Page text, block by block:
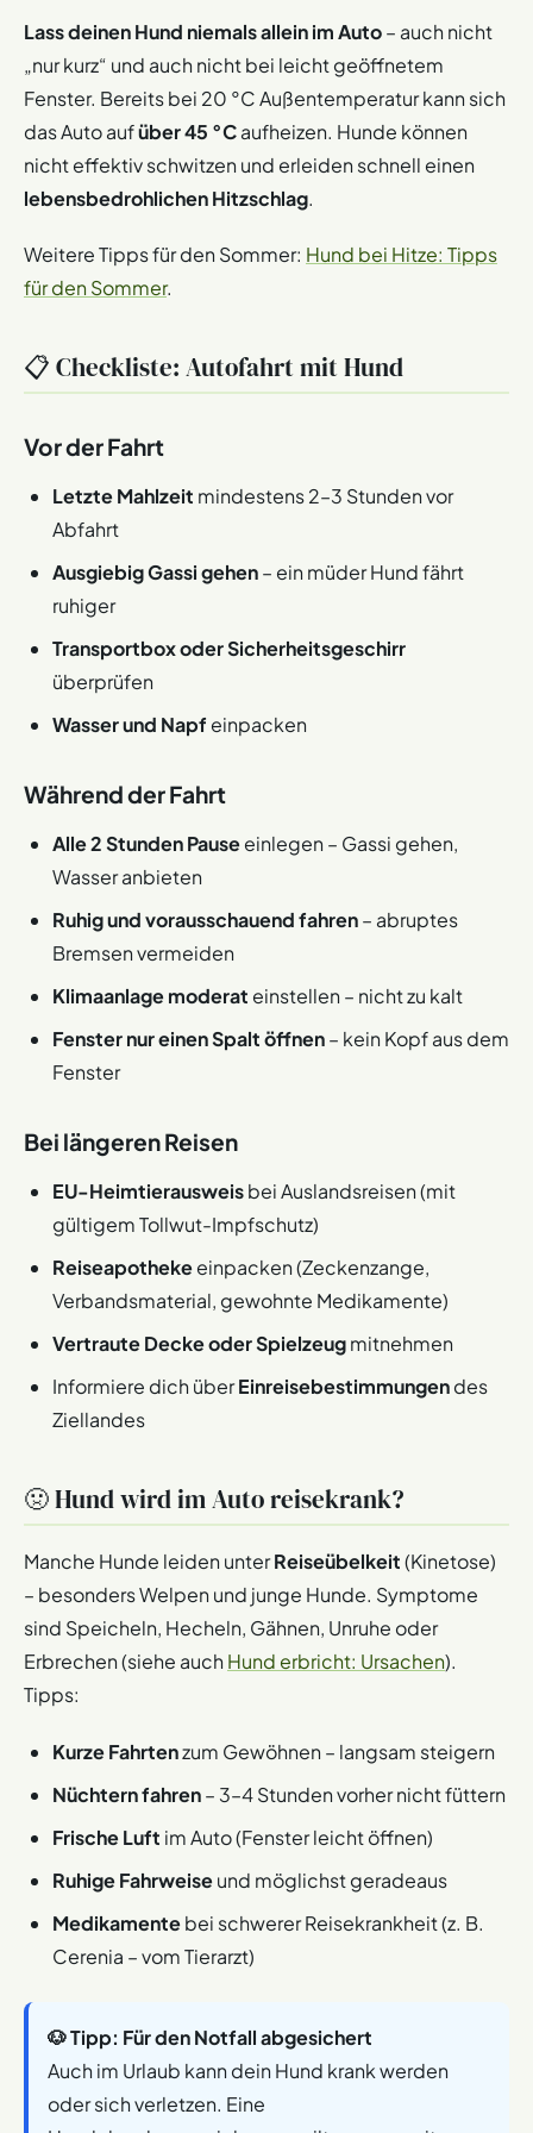
Lass deinen Hund niemals allein im Auto– auch nicht
„nur kurz“ und auch nicht bei leicht geöffnetem
Fenster. Bereits bei 20 °C Außentemperatur kann sich
das Auto aufüber 45 °Caufheizen. Hunde können
nicht effektiv schwitzen und erleiden schnell einen
lebensbedrohlichen Hitzschlag.
Weitere Tipps für den Sommer: Hund bei Hitze: Tipps
für den Sommer.
📋 Checkliste: Autofahrt mit Hund
Vor der Fahrt
Letzte Mahlzeit mindestens 2–3 Stunden vor
Abfahrt
Ausgiebig Gassi gehen– ein müder Hund fährt
ruhiger
Transportbox oder Sicherheitsgeschirr
überprüfen
Wasser und Napf einpacken
Während der Fahrt
Alle 2 Stunden Pauseeinlegen – Gassi gehen,
Wasser anbieten
Ruhig und vorausschauend fahren– abruptes
Bremsen vermeiden
Klimaanlage moderat einstellen – nicht zu kalt
Fenster nur einen Spalt öffnen– kein Kopf aus dem
Fenster
Bei längeren Reisen
EU-Heimtierausweisbei Auslandsreisen (mit
gültigem Tollwut-Impfschutz)
Reiseapothekeeinpacken (Zeckenzange,
Verbandsmaterial, gewohnte Medikamente)
Vertraute Decke oder Spielzeugmitnehmen
Informiere dich überEinreisebestimmungendes
Ziellandes
🤢 Hund wird im Auto reisekrank?
Manche Hunde leiden unterReiseübelkeit(Kinetose)
– besonders Welpen und junge Hunde. Symptome
sind Speicheln, Hecheln, Gähnen, Unruhe oder
Erbrechen (siehe auchHund erbricht: Ursachen).
Tipps:
Kurze Fahrtenzum Gewöhnen – langsam steigern
Nüchtern fahren– 3–4 Stunden vorher nicht füttern
Frische Luft im Auto (Fenster leicht öffnen)
Ruhige Fahrweiseund möglichst geradeaus
Medikamentebei schwerer Reisekrankheit (z. B.
Cerenia – vom Tierarzt)
🐶 Tipp: Für den Notfall abgesichert
Auch im Urlaub kann dein Hund krank werden
oder sich verletzen. Eine